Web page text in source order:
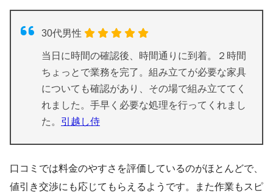
30代男性
当日に時間の確認後、時間通りに到着。２時間
ちょっとで業務を完了。組み立てが必要な家具
についても確認があり、その場で組み立ててく
れました。手早く必要な処理を行ってくれまし
た。 引越し侍
口コミでは料金のやすさを評価しているのがほとんどで、
値引き交渉にも応じてもらえるようです。また作業もスピ